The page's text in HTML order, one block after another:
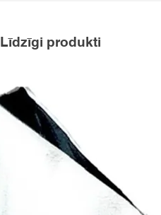
Līdzīgi produkti